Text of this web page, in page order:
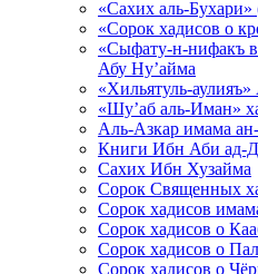
«Сахих аль-Бухари»
«Сорок хадисов о
«Сыфату-н-нифакъ
Абу Ну’айма
«Хильятуль-
«Шу’аб аль-Иман»
Аль-Азкар имама
Книги Ибн Аби ад-
Сахих Ибн Хузайма
Сорок Священных
Сорок хадисов
Сорок хадисов о
Сорок хадисов о
Сорок хадисов о